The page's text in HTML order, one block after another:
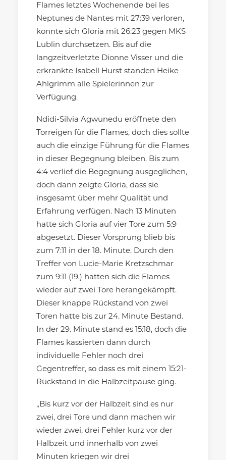
Flames letztes Wochenende bei les
Neptunes de Nantes mit 27:39 verloren,
konnte sich Gloria mit 26:23 gegen MKS
Lublin durchsetzen. Bis auf die
langzeitverletzte Dionne Visser und die
erkrankte Isabell Hurst standen Heike
Ahlgrimm alle Spielerinnen zur
Verfügung.
Ndidi-Silvia Agwunedu eröffnete den
Torreigen für die Flames, doch dies sollte
auch die einzige Führung für die Flames
in dieser Begegnung bleiben. Bis zum
4:4 verlief die Begegnung ausgeglichen,
doch dann zeigte Gloria, dass sie
insgesamt über mehr Qualität und
Erfahrung verfügen. Nach 13 Minuten
hatte sich Gloria auf vier Tore zum 5:9
abgesetzt. Dieser Vorsprung blieb bis
zum 7:11 in der 18. Minute. Durch den
Treffer von Lucie-Marie Kretzschmar
zum 9:11 (19.) hatten sich die Flames
wieder auf zwei Tore herangekämpft.
Dieser knappe Rückstand von zwei
Toren hatte bis zur 24. Minute Bestand.
In der 29. Minute stand es 15:18, doch die
Flames kassierten dann durch
individuelle Fehler noch drei
Gegentreffer, so dass es mit einem 15:21-
Rückstand in die Halbzeitpause ging.
„Bis kurz vor der Halbzeit sind es nur
zwei, drei Tore und dann machen wir
wieder zwei, drei Fehler kurz vor der
Halbzeit und innerhalb von zwei
Minuten kriegen wir drei